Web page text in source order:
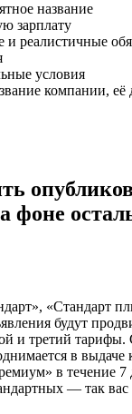
название
зарплату
реалистичные
условия
компании, её
фоне
«Стандарт
будут
и третий
в выдаче
в течение 7
— так вас